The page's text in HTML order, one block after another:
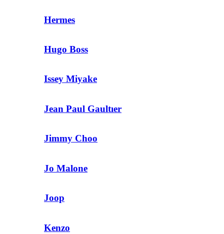
Hermes
Hugo Boss
Issey Miyake
Jean Paul Gaultıer
Jimmy Choo
Jo Malone
Joop
Kenzo